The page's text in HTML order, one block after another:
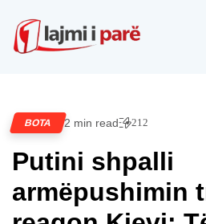
BOTA 2 min read 212
Putini shpalli
armëpushimin